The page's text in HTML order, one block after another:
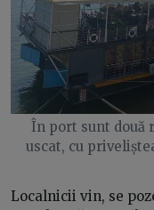
În port sunt două
uscat, cu
Localnicii vin, se